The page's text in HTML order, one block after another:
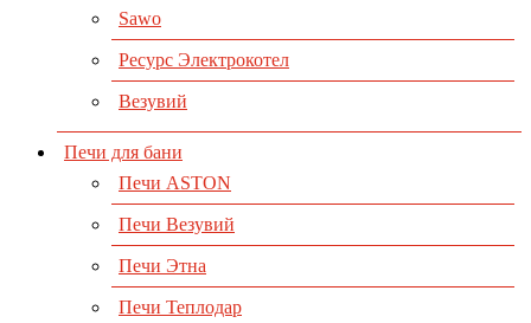
Sawo
Ресурс Электрокотел
Везувий
Печи для бани
Печи ASTON
Печи Везувий
Печи Этна
Печи Теплодар